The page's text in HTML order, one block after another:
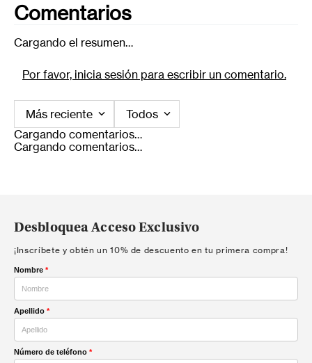
Comentarios
Cargando el resumen…
Por favor, inicia sesión para escribir un comentario.
Más reciente
Todos
Cargando comentarios…
Cargando comentarios…
Desbloquea Acceso Exclusivo
¡Inscríbete y obtén un 10% de descuento en tu primera compra!
Nombre *
Apellido *
Número de teléfono *